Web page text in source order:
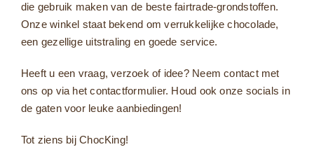
die gebruik maken van de beste fairtrade-grondstoffen.
Onze winkel staat bekend om verrukkelijke chocolade,
een gezellige uitstraling en goede service.
Heeft u een vraag, verzoek of idee? Neem contact met
ons op via het contactformulier. Houd ook onze socials in
de gaten voor leuke aanbiedingen!
Tot ziens bij ChocKing!